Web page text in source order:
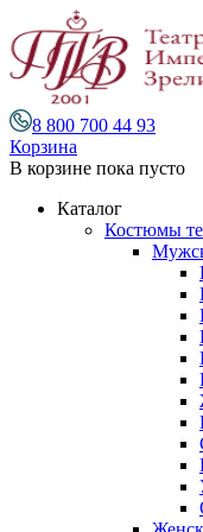
8 800 700 44 93
Корзина
В корзине пока пусто
Каталог
Костюмы